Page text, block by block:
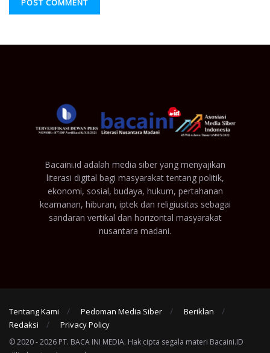
Bacaini.id adalah media siber yang menyajikan
literasi digital bagi masyarakat tentang politik,
ekonomi, sosial, budaya, hukum, pertahanan
keamanan, hiburan, iptek dan religiusitas sebagai
sandaran vertikal dan horizontal masyarakat
nusantara madani.
Tentang Kami Pedoman Media Siber
Beriklan
Redaksi
Privacy Policy
© 2020 - 2026 PT. BACA INI MEDIA. Hak cipta segala materi Bacaini.ID